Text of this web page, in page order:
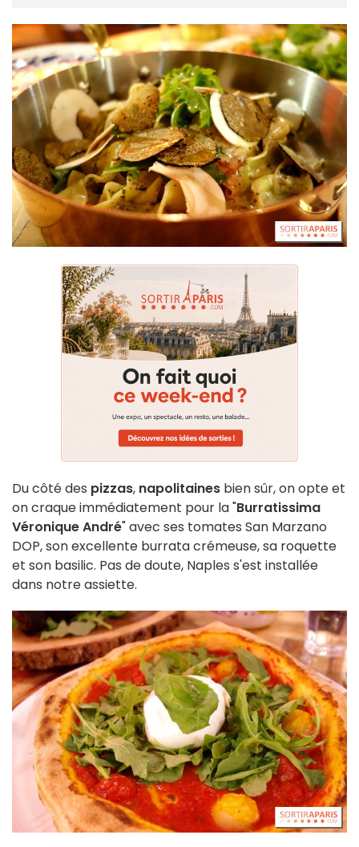
Du côté des pizzas, napolitaines bien sûr, on opte et
on craque immédiatement pour la "Burratissima
Véronique André" avec ses tomates San Marzano
DOP, son excellente burrata crémeuse, sa roquette
et son basilic. Pas de doute, Naples s'est installée
dans notre assiette.